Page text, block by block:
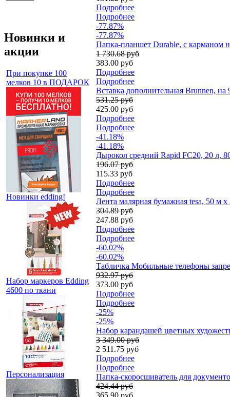
Новинки и
акции
При покупке 100
мелков 10 в ПОДАРОК
Новинки edding!
Набор маркеров Edding
4600 по ткани
Персонализация
Подробнее
Подробнее
-77.87%
-77.87%
Папка-планшет Durable, с карманом
1 730.68 руб
383.00 руб
Подробнее
Подробнее
Вставка дополнительная Brunnen, на
531.25 руб
425.00 руб
Подробнее
Подробнее
-41.18%
-41.18%
Дырокол средний Rapid FC20, 20 л,
196.07 руб
115.33 руб
Подробнее
Подробнее
Лента малярная бумажная tesa, 50 м
304.89 руб
247.88 руб
Подробнее
Подробнее
-60.02%
-60.02%
Табличка Мобильные телефоны
932.97 руб
373.00 руб
Подробнее
Подробнее
-25%
-25%
Набор карандашей цветных
3 349.00 руб
2 511.75 руб
Подробнее
Подробнее
Папка-скоросшиватель для
424.44 руб